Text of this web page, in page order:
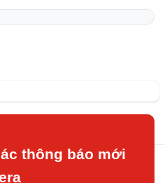
thông báo mới